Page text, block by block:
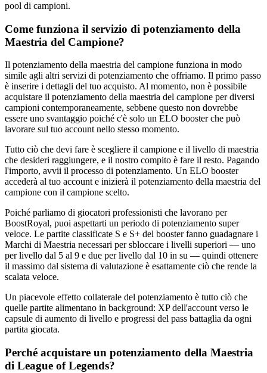
pool di campioni.
Come funziona il servizio di potenziamento della
Maestria del Campione?
Il potenziamento della maestria del campione funziona in modo
simile agli altri servizi di potenziamento che offriamo. Il primo passo
è inserire i dettagli del tuo acquisto. Al momento, non è possibile
acquistare il potenziamento della maestria del campione per diversi
campioni contemporaneamente, sebbene questo non dovrebbe
essere uno svantaggio poiché c'è solo un ELO booster che può
lavorare sul tuo account nello stesso momento.
Tutto ciò che devi fare è scegliere il campione e il livello di maestria
che desideri raggiungere, e il nostro compito è fare il resto. Pagando
l'importo, avvii il processo di potenziamento. Un ELO booster
accederà al tuo account e inizierà il potenziamento della maestria del
campione con il campione scelto.
Poiché parliamo di giocatori professionisti che lavorano per
BoostRoyal, puoi aspettarti un periodo di potenziamento super
veloce. Le partite classificate S e S+ del booster fanno guadagnare i
Marchi di Maestria necessari per sbloccare i livelli superiori — uno
per livello dal 5 al 9 e due per livello dal 10 in su — quindi ottenere
il massimo dal sistema di valutazione è esattamente ciò che rende la
scalata veloce.
Un piacevole effetto collaterale del potenziamento è tutto ciò che
quelle partite alimentano in background: XP dell'account verso le
capsule di aumento di livello e progressi del pass battaglia da ogni
partita giocata.
Perché acquistare un potenziamento della Maestria
di League of Legends?